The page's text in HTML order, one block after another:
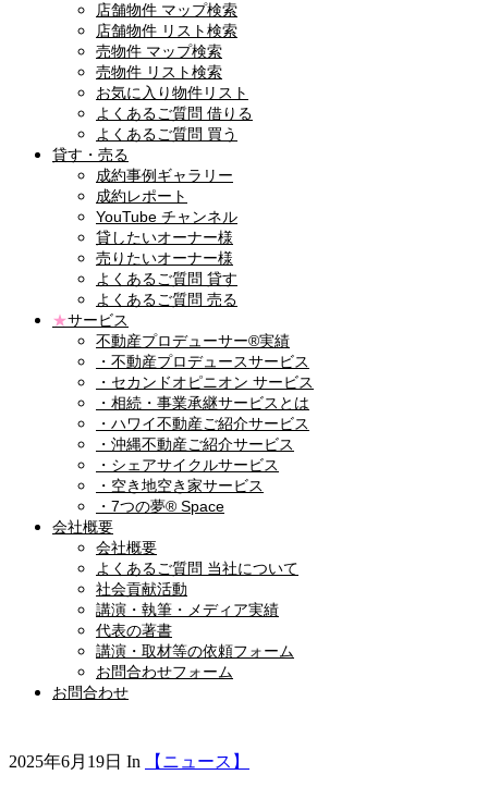
店舗物件 マップ検索
店舗物件 リスト検索
売物件 マップ検索
売物件 リスト検索
お気に入り物件リスト
よくあるご質問 借りる
よくあるご質問 買う
貸す・売る
成約事例ギャラリー
成約レポート
YouTube チャンネル
貸したいオーナー様
売りたいオーナー様
よくあるご質問 貸す
よくあるご質問 売る
★サービス
不動産プロデューサー®実績
・不動産プロデュースサービス
・セカンドオピニオン サービス
・相続・事業承継サービスとは
・ハワイ不動産ご紹介サービス
・沖縄不動産ご紹介サービス
・シェアサイクルサービス
・空き地空き家サービス
・7つの夢® Space
会社概要
会社概要
よくあるご質問 当社について
社会貢献活動
講演・執筆・メディア実績
代表の著書
講演・取材等の依頼フォーム
お問合わせフォーム
お問合わせ
2025年6月19日 In 【ニュース】